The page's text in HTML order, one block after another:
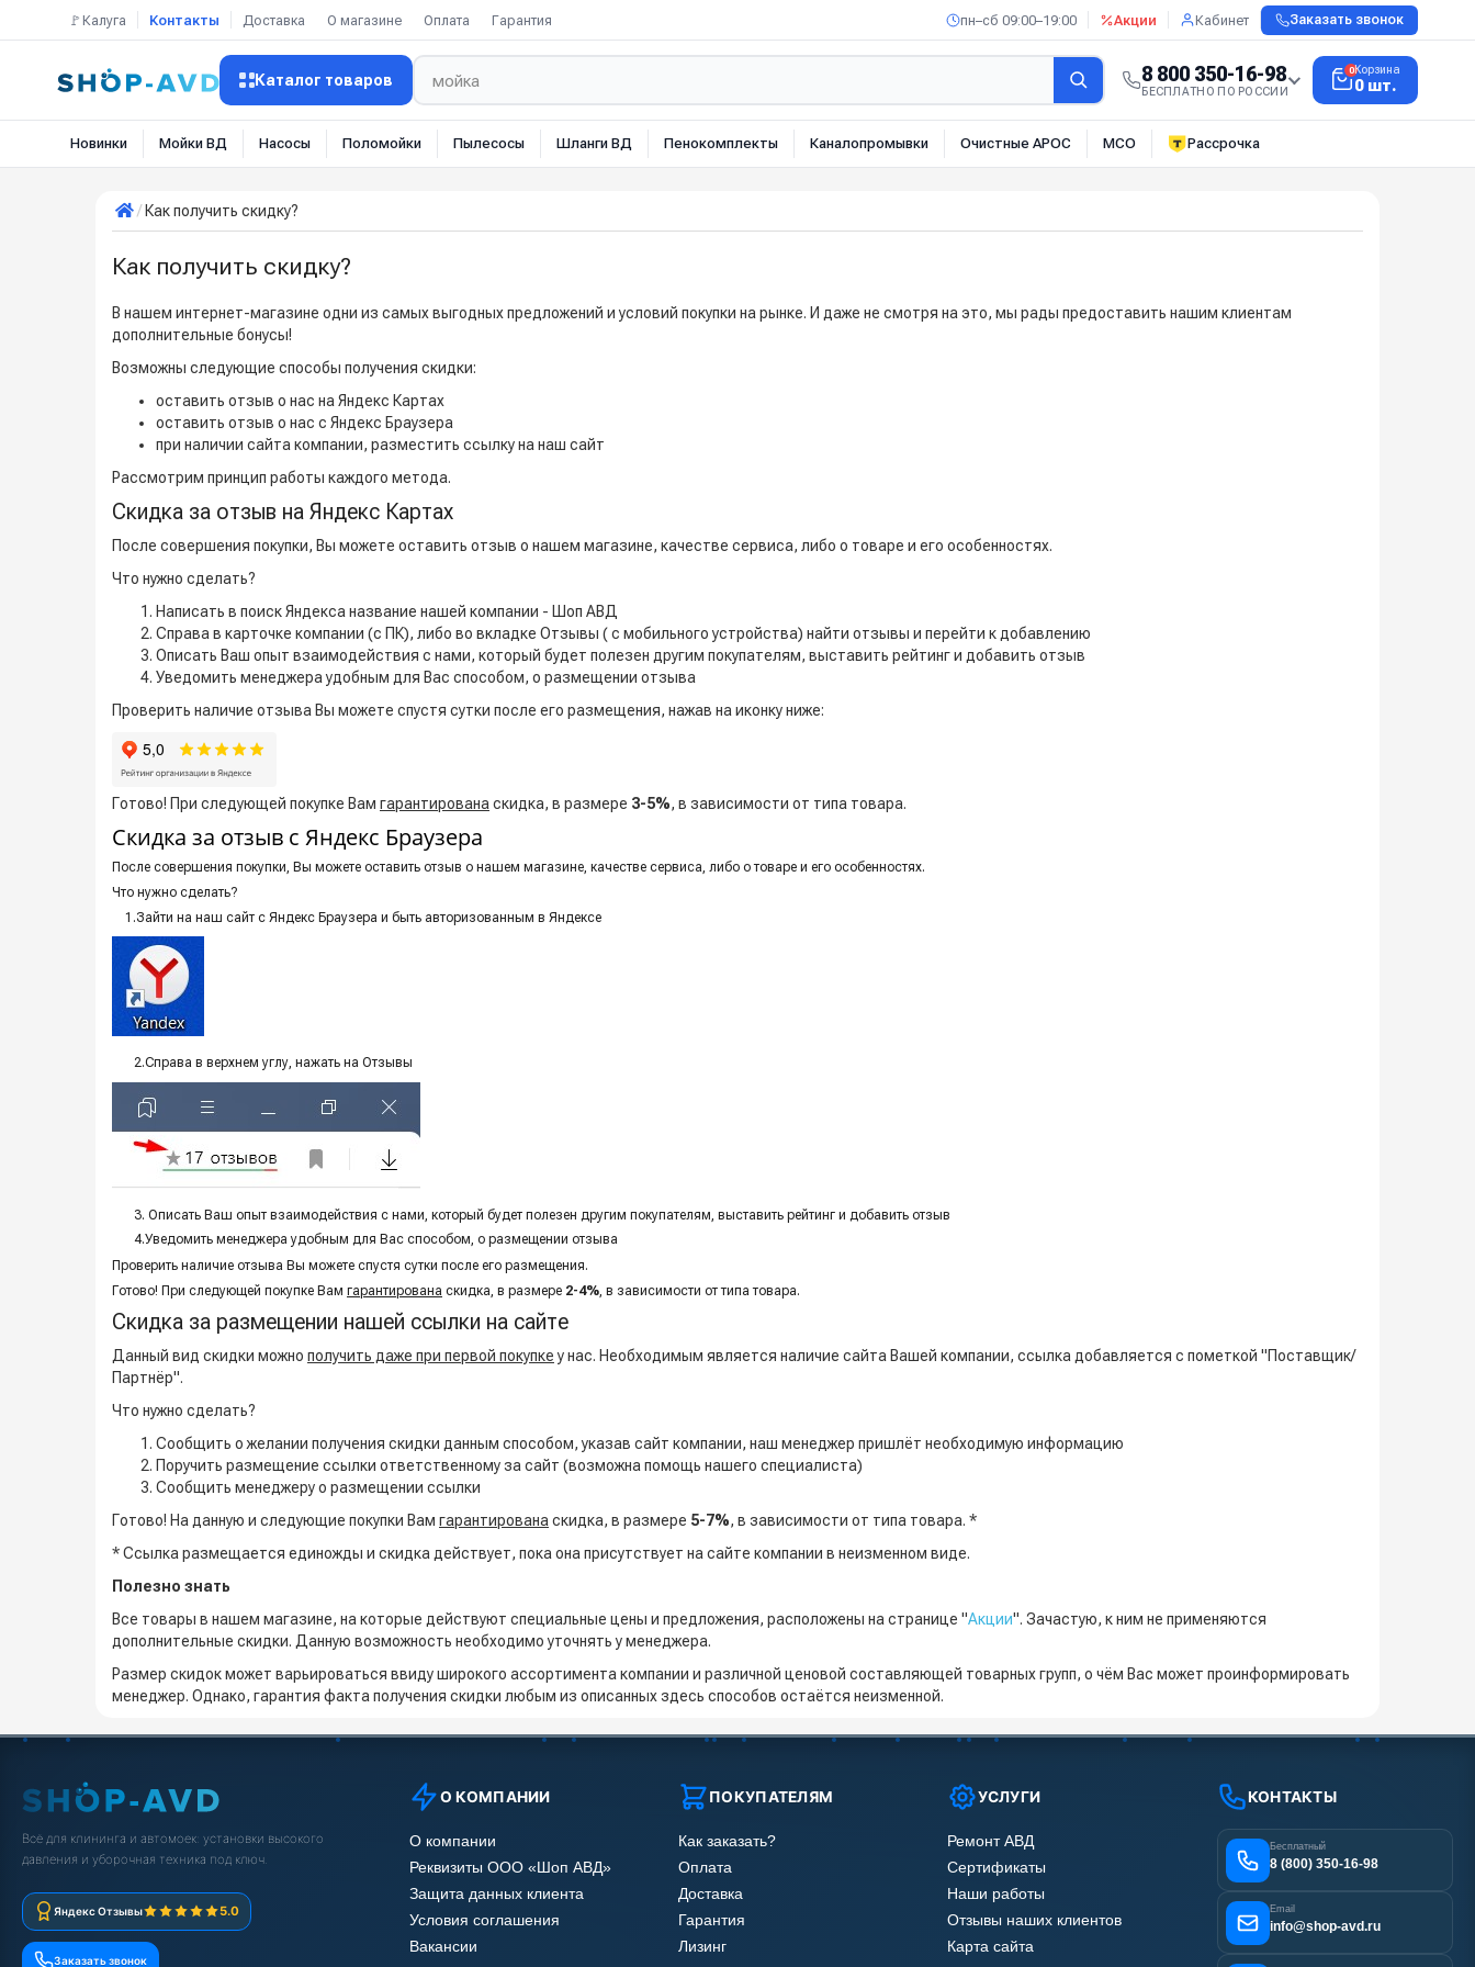
🚩Калуга Контакты Доставка О магазине Оплата Гарантия пн–сб 09:00–19:00 Акции Кабинет Заказать звонок
Каталог товаров 8 800 350-16-98
БЕСПЛАТНО ПО РОССИИ
0Корзина
0 шт.
Новинки Мойки ВД Насосы Поломойки Пылесосы Шланги ВД Пенокомплекты Каналопромывки Очистные АРОС МСО Рассрочка
Как получить скидку?
Как получить скидку?
В нашем интернет-магазине одни из самых выгодных предложений и условий покупки на рынке. И даже не смотря на это, мы рады предоставить нашим клиентам
дополнительные бонусы!
Возможны следующие способы получения скидки:
оставить отзыв о нас на Яндекс Картах
оставить отзыв о нас с Яндекс Браузера
при наличии сайта компании, разместить ссылку на наш сайт
Рассмотрим принцип работы каждого метода.
Скидка за отзыв на Яндекс Картах
После совершения покупки, Вы можете оставить отзыв о нашем магазине, качестве сервиса, либо о товаре и его особенностях.
Что нужно сделать?
Написать в поиск Яндекса название нашей компании - Шоп АВД
Справа в карточке компании (с ПК), либо во вкладке Отзывы ( с мобильного устройства) найти отзывы и перейти к добавлению
Описать Ваш опыт взаимодействия с нами, который будет полезен другим покупателям, выставить рейтинг и добавить отзыв
Уведомить менеджера удобным для Вас способом, о размещении отзыва
Проверить наличие отзыва Вы можете спустя сутки после его размещения, нажав на иконку ниже:
Готово! При следующей покупке Вам гарантирована скидка, в размере 3-5%, в зависимости от типа товара.
Скидка за отзыв с Яндекс Браузера
После совершения покупки, Вы можете оставить отзыв о нашем магазине, качестве сервиса, либо о товаре и его особенностях.
Что нужно сделать?
1.Зайти на наш сайт с Яндекс Браузера и быть авторизованным в Яндексе
2.Справа в верхнем углу, нажать на Отзывы
3. Описать Ваш опыт взаимодействия с нами, который будет полезен другим покупателям, выставить рейтинг и добавить отзыв
4.Уведомить менеджера удобным для Вас способом, о размещении отзыва
Проверить наличие отзыва Вы можете спустя сутки после его размещения.
Готово! При следующей покупке Вам гарантирована скидка, в размере 2-4%, в зависимости от типа товара.
Скидка за размещении нашей ссылки на сайте
Данный вид скидки можно получить даже при первой покупкеу нас. Необходимым является наличие сайта Вашей компании, ссылка добавляется с пометкой "Поставщик/
Партнёр".
Что нужно сделать?
Сообщить о желании получения скидки данным способом, указав сайт компании, наш менеджер пришлёт необходимую информацию
Поручить размещение ссылки ответственному за сайт (возможна помощь нашего специалиста)
Сообщить менеджеру о размещении ссылки
Готово! На данную и следующие покупки Вам гарантирована скидка, в размере 5-7%, в зависимости от типа товара. *
* Ссылка размещается единожды и скидка действует, пока она присутствует на сайте компании в неизменном виде.
Полезно знать
Все товары в нашем магазине, на которые действуют специальные цены и предложения, расположены на странице "Акции". Зачастую, к ним не применяются
дополнительные скидки. Данную возможность необходимо уточнять у менеджера.
Размер скидок может варьироваться ввиду широкого ассортимента компании и различной ценовой составляющей товарных групп, о чём Вас может проинформировать
менеджер. Однако, гарантия факта получения скидки любым из описанных здесь способов остаётся неизменной.
Всё для клининга и автомоек: установки высокого
давления и уборочная техника под ключ.
Яндекс Отзывы 5.0
Заказать звонок
О КОМПАНИИ
О компании
Реквизиты ООО «Шоп АВД»
Защита данных клиента
Условия соглашения
Вакансии
ПОКУПАТЕЛЯМ
Как заказать?
Оплата
Доставка
Гарантия
Лизинг
УСЛУГИ
Ремонт АВД
Сертификаты
Наши работы
Отзывы наших клиентов
Карта сайта
КОНТАКТЫ
Бесплатный
8 (800) 350-16-98
Email
info@shop-avd.ru